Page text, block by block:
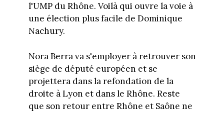
l'UMP du Rhône. Voilà qui ouvre la voie à
une élection plus facile de Dominique
Nachury.
Nora Berra va s'employer à retrouver son
siège de député européen et se
projettera dans la refondation de la
droite à Lyon et dans le Rhône. Reste
que son retour entre Rhône et Saône ne